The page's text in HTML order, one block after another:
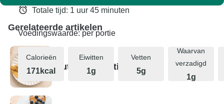
Totale tijd: 1 uur 45 minuten
Voedingswaarde: per portie
Calorieën
171kcal
Eiwitten
1g
Vetten
5g
Waarvan
verzadigd
1g
Gerelateerde artikelen
Glutenvrije tortilla wraps